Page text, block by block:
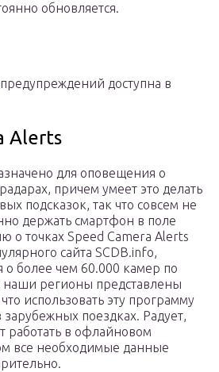
обновляется.
доступна в
Alerts
для оповещения о
причем умеет это делать
подсказок, так что совсем не
держать смартфон в поле
о точках Speed Camera Alerts
сайта SCDB.info,
более чем 60.000 камер по
регионы представлены
использовать эту программу
поездках. Радует,
работать в офлайновом
все необходимые данные